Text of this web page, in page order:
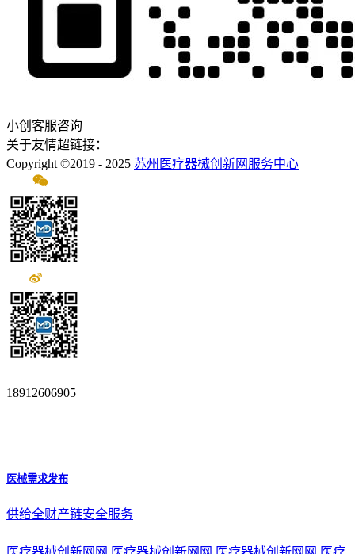
小创客服咨询
关于友情超链接：
Copyright ©2019 - 2025 苏州医疗器械创新网服务中心
18912606905
医械需求发布
供给全财产链安全服务